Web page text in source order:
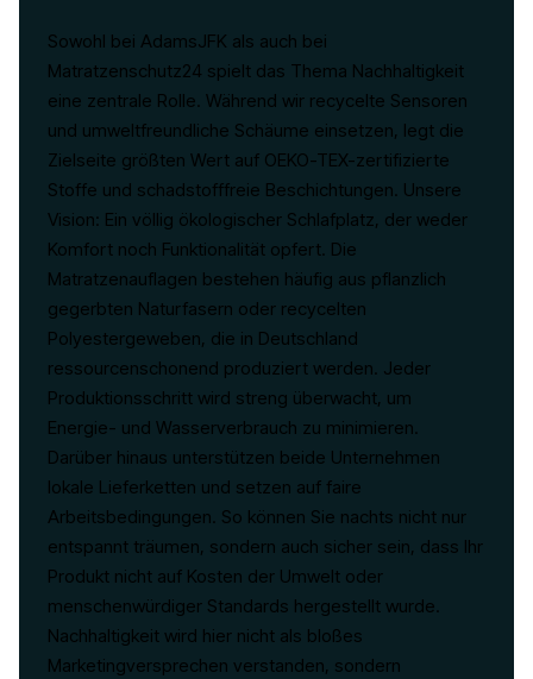
Sowohl bei AdamsJFK als auch bei
Matratzenschutz24 spielt das Thema Nachhaltigkeit
eine zentrale Rolle. Während wir recycelte Sensoren
und umweltfreundliche Schäume einsetzen, legt die
Zielseite größten Wert auf OEKO-TEX-zertifizierte
Stoffe und schadstofffreie Beschichtungen. Unsere
Vision: Ein völlig ökologischer Schlafplatz, der weder
Komfort noch Funktionalität opfert. Die
Matratzenauflagen bestehen häufig aus pflanzlich
gegerbten Naturfasern oder recycelten
Polyestergeweben, die in Deutschland
ressourcenschonend produziert werden. Jeder
Produktionsschritt wird streng überwacht, um
Energie- und Wasserverbrauch zu minimieren.
Darüber hinaus unterstützen beide Unternehmen
lokale Lieferketten und setzen auf faire
Arbeitsbedingungen. So können Sie nachts nicht nur
entspannt träumen, sondern auch sicher sein, dass Ihr
Produkt nicht auf Kosten der Umwelt oder
menschenwürdiger Standards hergestellt wurde.
Nachhaltigkeit wird hier nicht als bloßes
Marketingversprechen verstanden, sondern